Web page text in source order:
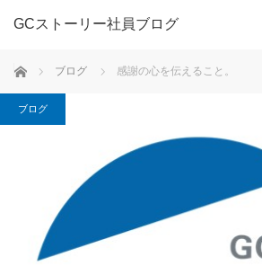
GCストーリー社員ブログ
ホーム ブログ 感謝の心を伝えること。
ブログ